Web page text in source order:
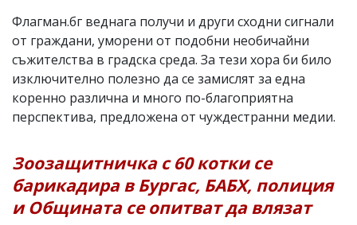
коментар,
моля
сигнализирайте
ни!
Флагман.бг веднага получи и други сходни сигнали
от граждани, уморени от подобни необичайни
съжителства в градска среда. За тези хора би било
изключително полезно да се замислят за една
коренно различна и много по-благоприятна
перспектива, предложена от чуждестранни медии.
Зоозащитничка с 60 котки се
барикадира в Бургас, БАБХ, полиция
и Общината се опитват да влязат